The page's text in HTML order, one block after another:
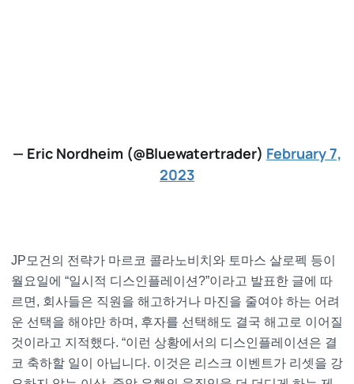
— Eric Nordheim (@Bluewatertrader) February 7,
2023
JP모건의 전략가 마르코 콜라노비치와 토마스 살로펙 등이
월요일에 “일시적 디스인플레이션?”이라고 발표한 글에 따
르면, 회사들은 직원을 해고하거나 마진을 줄여야 하는 어려
운 선택을 해야만 하며, 후자를 선택해도 결국 해고로 이어질
것이라고 지적했다. “이런 상황에서의 디스인플레이션은 결
코 축하할 일이 아닙니다. 이것은 리스크 이벤트가 리셋을 강